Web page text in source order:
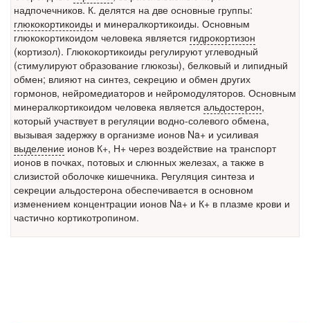
встрече с журналистами ведущих...
Местная анестезия развивает кардиотоксичность
Федеральная служба по
надзору в сфере
здравоохранения озвучила
тревожную статистику. Она
касаются увеличения риска
острой кардиотоксичности и
роста сопутствующих
осложнений от...
Закон о праве родителей находиться с детьми в
реанимации внесен в Госдуму
надпочечников. К. делятся на две основные группы:
глюкокортикоиды и минералкортикоиды. Основным
глюкокортикоидом человека является гидрокортизон
(кортизол). Глюкокортикоиды регулируют углеводный
(стимулируют образование глюкозы), белковый и липидный
обмен; влияют на синтез, секрецию и обмен других
гормонов, нейромедиаторов и нейромодуляторов. Основным
минералкортикоидом человека является альдостерон,
который участвует в регуляции водно-солевого обмена,
вызывая задержку в организме ионов Na+ и усиливая
выделение ионов К+, Н+ через воздействие на транспорт
ионов в почках, потовых и слюнных железах, а также в
слизистой оболочке кишечника. Регуляция синтеза и
секреции альдостерона обеспечивается в основном
изменением концентрации ионов Na+ и К+ в плазме крови и
частично кортикотропином.